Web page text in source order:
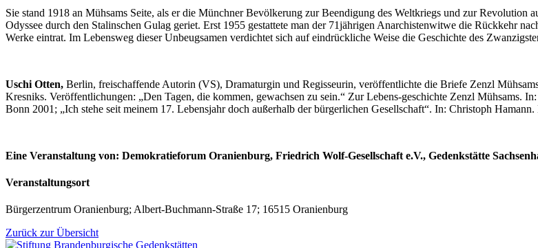
Sie stand 1918 an Mühsams Seite, als er die Münchner Bevölkerung zur Beendigung des Weltkriegs und zur
Odyssee durch den Stalinschen Gulag geriet. Erst 1955 gestattete man der 71jährigen Anarchistenwitwe die Rückkehr
Werke eintrat. Im Lebensweg dieser Unbeugsamen verdichtet sich auf eindrückliche Weise die Geschichte des
Uschi Otten, Berlin, freischaffende Autorin (VS), Dramaturgin und Regisseurin, veröffentlichte die Briefe Zenzl
Kresniks. Veröffentlichungen: „Den Tagen, die kommen, gewachsen zu sein.“ Zur Lebens-geschichte Zenzl Mühsams.
Bonn 2001; „Ich stehe seit meinem 17. Lebensjahr doch außerhalb der bürgerlichen Gesellschaft“. In: Christoph
Eine Veranstaltung von: Demokratieforum Oranienburg, Friedrich Wolf-Gesellschaft e.V., Gedenkstätte
Veranstaltungsort
Bürgerzentrum Oranienburg; Albert-Buchmann-Straße 17; 16515 Oranienburg
Zurück zur Übersicht